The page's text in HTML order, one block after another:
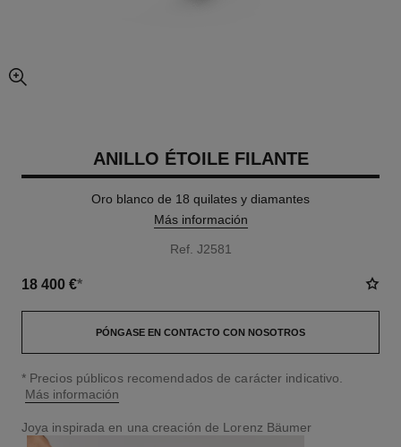
imagen agrandada
ANILLO ÉTOILE FILANTE
Oro blanco de 18 quilates y diamantes
Más información
Ref. J2581
18 400 €*
PÓNGASE EN CONTACTO CON NOSOTROS
↩
* Precios públicos recomendados de carácter indicativo.
Más información
Joya inspirada en una creación de Lorenz Bäumer